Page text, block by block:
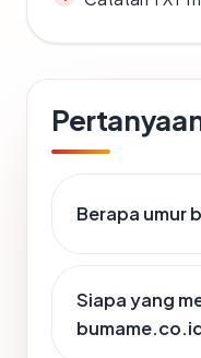
Berapa umur
Siapa yang